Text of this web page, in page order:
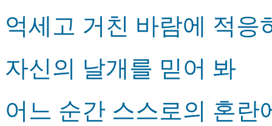
억세고 거친 바람에 적응
자신의 날개를 믿어 봐
어느 순간 스스로의 혼란